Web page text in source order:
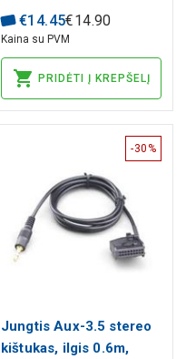
€14.45€14.90
Kaina su PVM
PRIDĖTI Į KREPŠELĮ
-30%
Jungtis Aux-3.5 stereo
kištukas, ilgis 0.6m,